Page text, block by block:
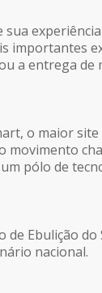
importantes
a entrega de
o maior
pólo de
Ebulição
nacional.